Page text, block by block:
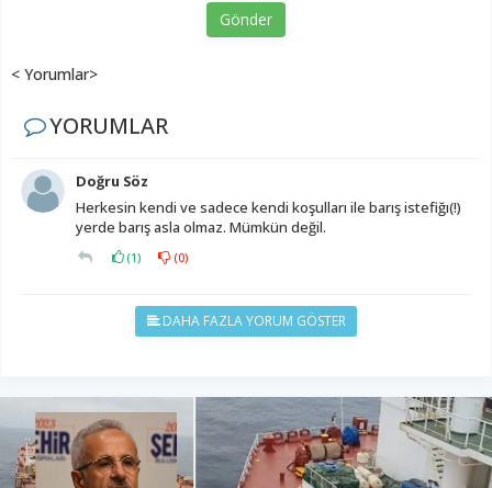
Gönder
< Yorumlar>
YORUMLAR
Doğru Söz
Herkesin kendi ve sadece kendi koşulları ile barış istefiğı(!)
yerde barış asla olmaz. Mümkün değil.
(1) (0)
DAHA FAZLA YORUM GÖSTER